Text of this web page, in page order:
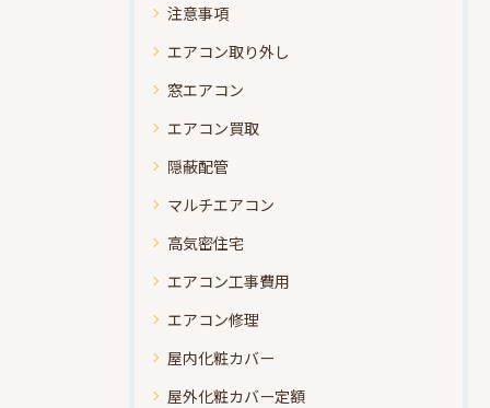
注意事項
エアコン取り外し
窓エアコン
エアコン買取
隠蔽配管
マルチエアコン
高気密住宅
エアコン工事費用
エアコン修理
屋内化粧カバー
屋外化粧カバー定額